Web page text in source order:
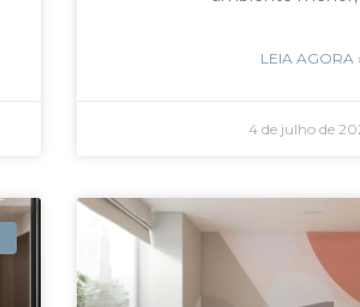
LEIA AGORA
4 de julho de